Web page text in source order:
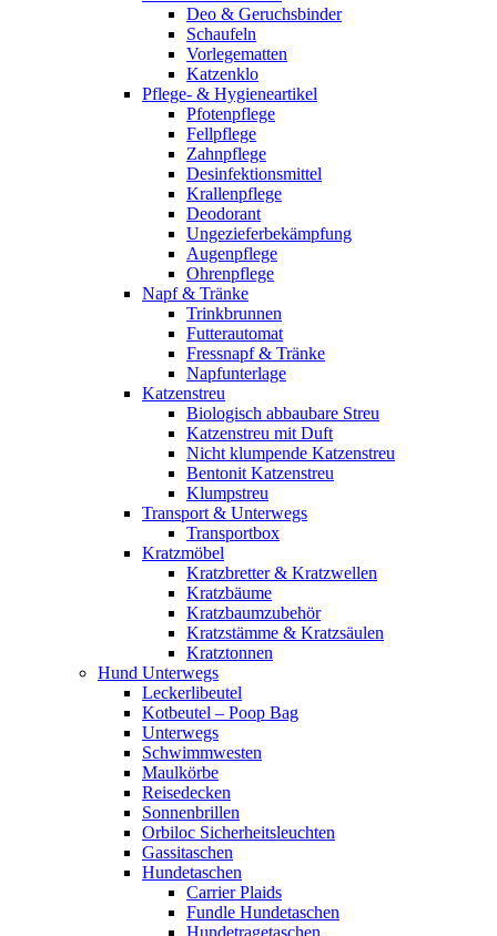
Deo & Geruchsbinder
Schaufeln
Vorlegematten
Katzenklo
Pflege- & Hygieneartikel
Pfotenpflege
Fellpflege
Zahnpflege
Desinfektionsmittel
Krallenpflege
Deodorant
Ungezieferbekämpfung
Augenpflege
Ohrenpflege
Napf & Tränke
Trinkbrunnen
Futterautomat
Fressnapf & Tränke
Napfunterlage
Katzenstreu
Biologisch abbaubare Streu
Katzenstreu mit Duft
Nicht klumpende Katzenstreu
Bentonit Katzenstreu
Klumpstreu
Transport & Unterwegs
Transportbox
Kratzmöbel
Kratzbretter & Kratzwellen
Kratzbäume
Kratzbaumzubehör
Kratzstämme & Kratzsäulen
Kratztonnen
Hund Unterwegs
Leckerlibeutel
Kotbeutel – Poop Bag
Unterwegs
Schwimmwesten
Maulkörbe
Reisedecken
Sonnenbrillen
Orbiloc Sicherheitsleuchten
Gassitaschen
Hundetaschen
Carrier Plaids
Fundle Hundetaschen
Hundetragetaschen